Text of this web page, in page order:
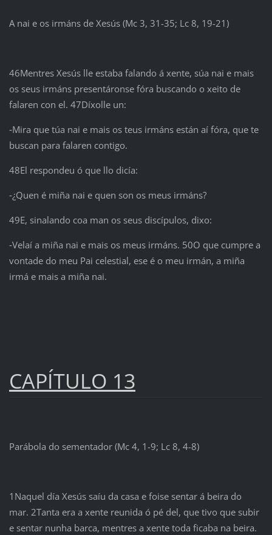
A nai e os irmáns de Xesús (Mc 3, 31-35; Lc 8, 19-21)
46Mentres Xesús lle estaba falando á xente, súa nai e mais
os seus irmáns presentáronse fóra buscando o xeito de
falaren con el. 47Díxolle un:
‑Mira que túa nai e mais os teus irmáns están aí fóra, que te
buscan para falaren contigo.
48El respondeu ó que llo dicía:
‑¿Quen é miña nai e quen son os meus irmáns?
49E, sinalando coa man os seus discípulos, dixo:
‑Velaí a miña nai e mais os meus irmáns. 50O que cumpre a
vontade do meu Pai celestial, ese é o meu irmán, a miña
irmá e mais a miña nai.
CAPÍTULO 13
Parábola do sementador (Mc 4, 1-9; Lc 8, 4-8)
1Naquel día Xesús saíu da casa e foise sentar á beira do
mar. 2Tanta era a xente reunida ó pé del, que tivo que subir
e sentar nunha barca, mentres a xente toda ficaba na beira.